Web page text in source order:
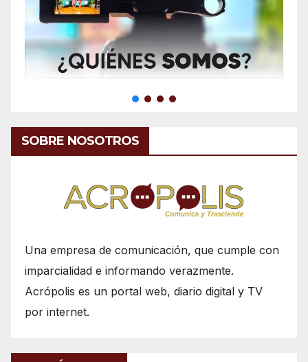
SOBRE NOSOTROS
Una empresa de comunicación, que cumple con
imparcialidad e informando verazmente.
Acrópolis es un portal web, diario digital y TV
por internet.